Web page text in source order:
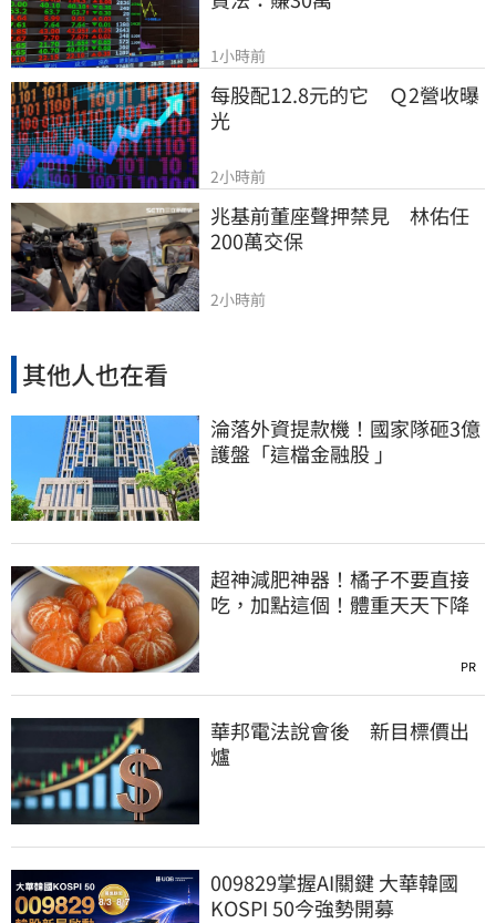
1小時前
每股配12.8元的它　Ｑ2營收曝
光
2小時前
兆基前董座聲押禁見　林佑任
200萬交保
2小時前
其他人也在看
淪落外資提款機！國家隊砸3億
護盤「這檔金融股 」
超神減肥神器！橘子不要直接
吃，加點這個！體重天天下降
PR
華邦電法說會後 新目標價出
爐
009829掌握AI關鍵 大華韓國
KOSPI 50今強勢開募